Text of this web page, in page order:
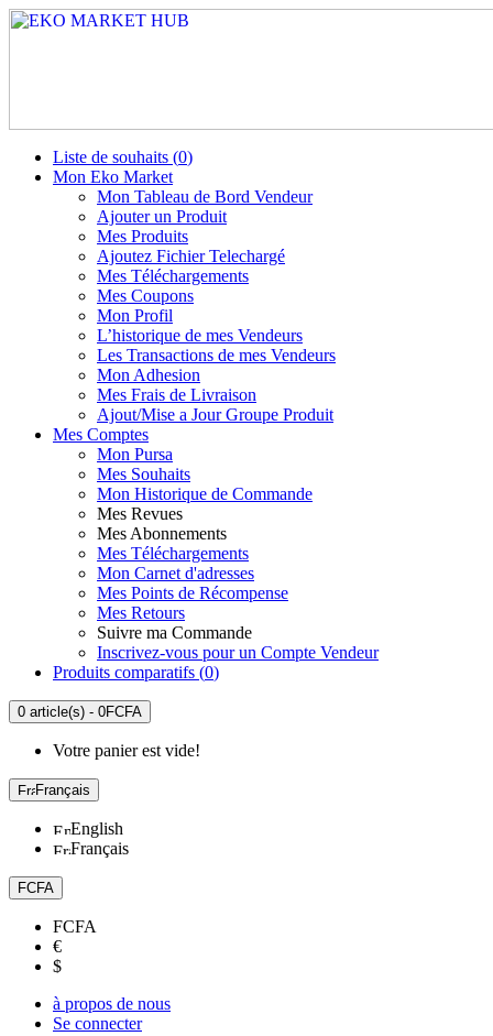
Liste de souhaits (0)
Mon Eko Market
Mon Tableau de Bord Vendeur
Ajouter un Produit
Mes Produits
Ajoutez Fichier Telechargé
Mes Téléchargements
Mes Coupons
Mon Profil
L’historique de mes Vendeurs
Les Transactions de mes Vendeurs
Mon Adhesion
Mes Frais de Livraison
Ajout/Mise a Jour Groupe Produit
Mes Comptes
Mon Pursa
Mes Souhaits
Mon Historique de Commande
Mes Revues
Mes Abonnements
Mes Téléchargements
Mon Carnet d'adresses
Mes Points de Récompense
Mes Retours
Suivre ma Commande
Inscrivez-vous pour un Compte Vendeur
Produits comparatifs (0)
0 article(s) - 0FCFA
Votre panier est vide!
Français
English
Français
FCFA
FCFA
€
$
à propos de nous
Se connecter